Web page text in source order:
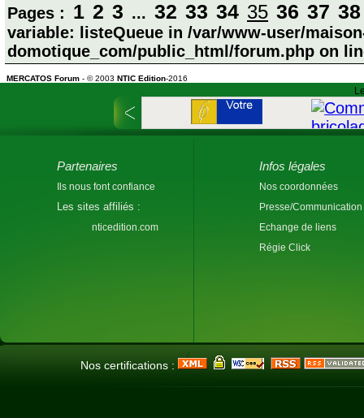
Pages : 1 2 3 ... 32 33 34 35 36 37 38
variable: listeQueue in /var/www-user/
domotique_com/public_html/forum.php on
MERCATOS Forum - © 2003 NTIC Edition-2016
Partenaires
Ils nous font confiance
Les sites affiliés :
nticedition.com
Infos légales
Nos coordonnées
Presse/Communication
Echange de liens
Régie Click
Nos certifications :